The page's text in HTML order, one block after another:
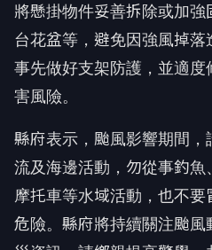
將懸掛物件妥善拆除或加
台花盆等，避免因強風掉
事先做好支架防護，並適
害風險。
縣府表示，颱風影響期間
流及海邊活動，勿從事釣
摩托車等水域活動，也不
危險。縣府將持續關注颱